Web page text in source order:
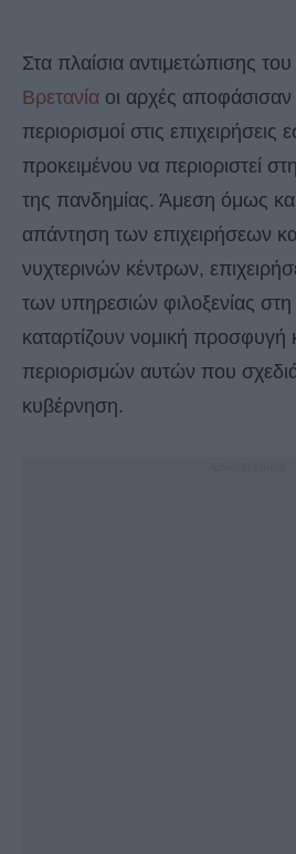
Στα πλαίσια αντιμετώπισης του
Βρετανία οι αρχές
περιορισμοί στις επιχειρήσεις
προκειμένου να περιοριστεί
της πανδημίας. Άμεση όμως
απάντηση των επιχειρήσεων
νυχτερινών κέντρων,
των υπηρεσιών φιλοξενίας στη
καταρτίζουν νομική προσφυγή
περιορισμών αυτών που
κυβέρνηση.